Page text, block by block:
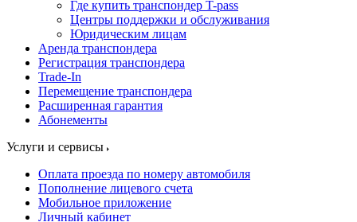
Где купить транспондер T-pass
Центры поддержки и обслуживания
Юридическим лицам
Аренда транспондера
Регистрация транспондера
Trade-In
Перемещение транспондера
Расширенная гарантия
Абонементы
Услуги и сервисы
Оплата проезда по номеру автомобиля
Пополнение лицевого счета
Мобильное приложение
Личный кабинет